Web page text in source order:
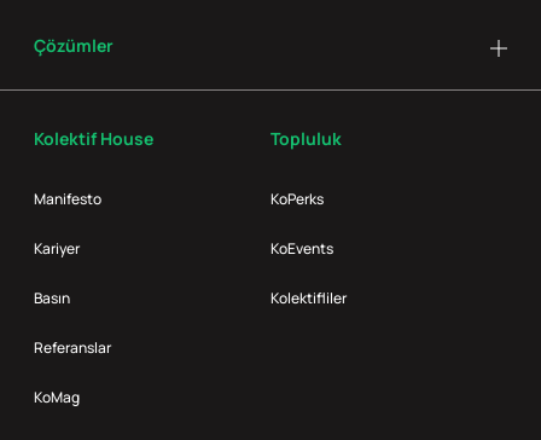
Kolektif House
Manifesto
Kariyer
Basın
Referanslar
KoMag
Topluluk
KoPerks
KoEvents
Kolektifliler
Çözümler